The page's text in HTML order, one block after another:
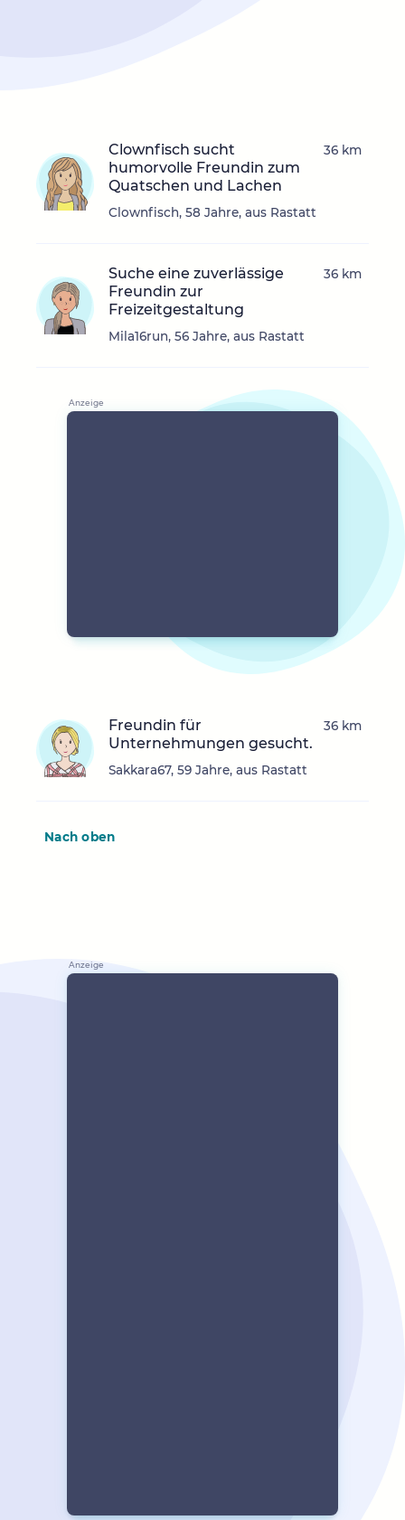
Clownfisch sucht
humorvolle Freundin zum
Quatschen und Lachen
Clownfisch, 58 Jahre, aus Rastatt
36 km
Suche eine zuverlässige
Freundin zur
Freizeitgestaltung
Mila16run, 56 Jahre, aus Rastatt
36 km
Freundin für
Unternehmungen gesucht.
Sakkara67, 59 Jahre, aus Rastatt
36 km
Nach oben